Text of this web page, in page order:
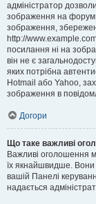
адміністратор
зображення на форум.
зображення,
http://
посилання ні на
він не є
яких потрібна
Hotmail або Yahoo,
зображення в
Догори
Що таке важливі
Важливі оголошення
їх якнайшвидше. Вони
вашій Панелі
надається